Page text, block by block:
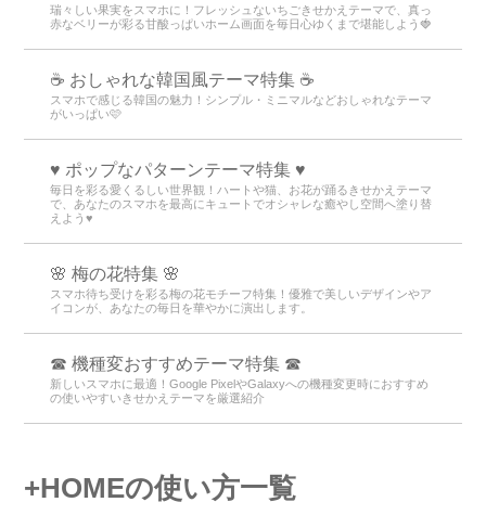
瑞々しい果実をスマホに！フレッシュないちごきせかえテーマで、真っ
赤なベリーが彩る甘酸っぱいホーム画面を毎日心ゆくまで堪能しよう🍓
☕ おしゃれな韓国風テーマ特集 ☕
スマホで感じる韓国の魅力！シンプル・ミニマルなどおしゃれなテーマ
がいっぱい🩷
♥️ ポップなパターンテーマ特集 ♥️
毎日を彩る愛くるしい世界観！ハートや猫、お花が踊るきせかえテーマ
で、あなたのスマホを最高にキュートでオシャレな癒やし空間へ塗り替
えよう♥️
🌸 梅の花特集 🌸
スマホ待ち受けを彩る梅の花モチーフ特集！優雅で美しいデザインやア
イコンが、あなたの毎日を華やかに演出します。
☎ 機種変おすすめテーマ特集 ☎
新しいスマホに最適！Google PixelやGalaxyへの機種変更時におすすめ
の使いやすいきせかえテーマを厳選紹介
+HOMEの使い方一覧